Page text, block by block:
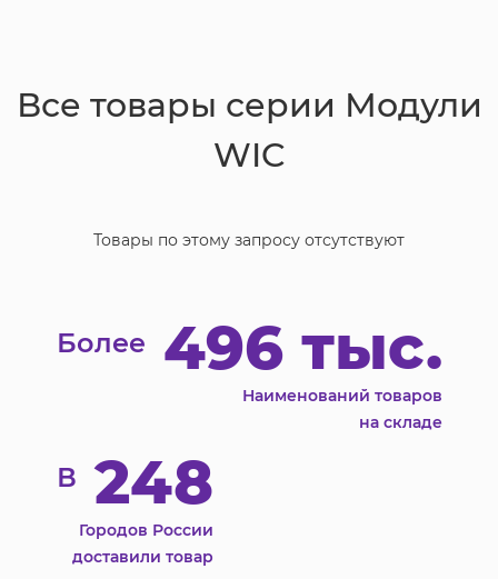
Все товары серии Модули
WIC
Товары по этому запросу отсутствуют
Более 496 тыс.
Наименований товаров
на складе
В 248
Городов России
доставили товар